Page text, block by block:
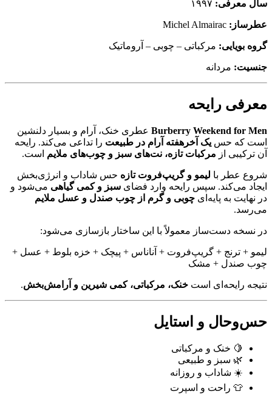
سال معرفی:
عطرساز:
گروه بویایی: مرکباتی – چوبی – آروماتیک
جنسیت: مردانه
معرفی رایحه
Burberry Weekend for Men عطری خنک، آرام و بسیار دلنشین
است که حس یک آخرهفته آرام در طبیعت را تداعی می‌کند. رایحه
آن ترکیبی از مرکبات تازه، نت‌های سبز و چوب‌های ملایم است.
شروع عطر با لیمو و گریپ‌فروت تازه حس شاداب و انرژی‌بخش
ایجاد می‌کند. سپس رایحه وارد فضای سبز و کمی گیاهی می‌شود و
در نهایت به پایه‌ای چوبی و گرم از چوب صندل و عسل ملایم
می‌رسد.
در نسخه دست‌ساز معمولاً با این ساختار بازسازی می‌شود:
لیمو + ترنج + گریپ‌فروت + آناناس + پیچک + خزه بلوط + عسل +
چوب صندل + مشک
نتیجه رایحه‌ای است خنک، مرکباتی، کمی شیرین و آرامش‌بخش.
حس‌وحال و استایل
🍋 خنک و مرکباتی
🌿 سبز و طبیعی
☀️ شاداب و روزانه
👕 راحت و اسپرت